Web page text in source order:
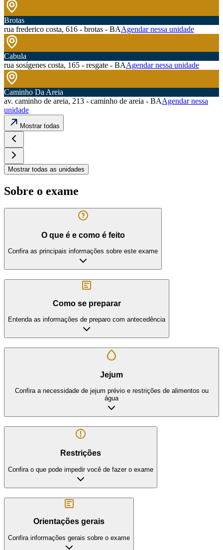
Brotas
rua frederico costa, 616 - brotas - BAAgendar nessa unidade
Cabula
rua sosígenes costa, 165 - resgate - BAAgendar nessa unidade
Caminho Da Areia
av. caminho de areia, 213 - caminho de areia - BAAgendar nessa
unidade
Mostrar todas
Mostrar todas as unidades
Sobre o exame
O que é e como é feito
Confira as principais informações sobre este exame
Como se preparar
Entenda as informações de preparo com antecedência
Jejum
Confira a necessidade de jejum prévio e restrições de alimentos ou
água
Restrições
Confira o que pode impedir você de fazer o exame
Orientações gerais
Confira informações gerais sobre o exame